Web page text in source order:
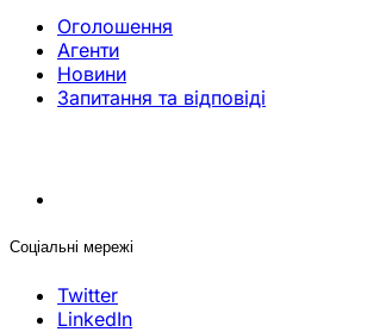
Оголошення
Агенти
Новини
Запитання та відповіді
Соціальні мережі
Twitter
LinkedIn